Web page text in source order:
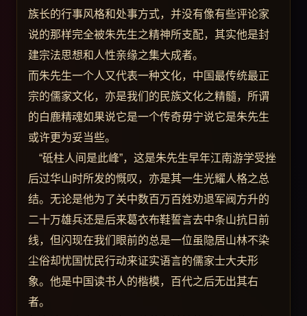
族长的行事风格和处事方式，并没有像有些评论家
说的那样完全被朱先生之精神所支配，其实他是封
建宗法思想和人性亲缘之集大成者。
而朱先生一个人又代表一种文化，中国最传统最正
宗的儒家文化，亦是我们的民族文化之精髓，所谓
的白鹿精魂如果说它是一个传奇毋宁说它是朱先生
或许更为妥当些。
“砥柱人间是此峰”，这是朱先生早年江南游学受挫
后过华山时所发的慨叹，亦是其一生光耀人格之总
结。无论是他为了关中数百万百姓劝退军阀方升的
二十万雄兵还是后来葛衣布鞋誓言去中条山抗日前
线，但闪现在我们眼前的总是一位虽隐居山林不染
尘俗却忧国忧民行动来证实语言的儒家士大夫形
象。他是中国读书人的楷模，百代之后无出其右
者。